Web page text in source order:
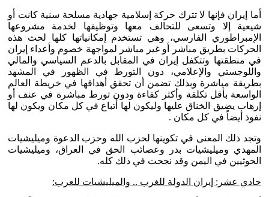
أما إيران فإنها لا تترك حركة إسلامية جهادية مسلحة سنية كانت أو
شيعية إلا وتسعى للتحالف معها وتوظيفها لخدمة مشروعها
الإمبراطوري الفارسي، وهي تستخدم إمكانياتها كلها لحث هذه
الحركات بطريق مباشر أو غير مباشر لمواجهة خصوم وأعداء إيران
في منطقتها وتتكفل إيران في المقابل بالدعم السياسي والمالي
واللوجستي والإعلامي، دون التورط في الظهور في المشهد
بطريقة مباشرة وبذلك تضمن أن تحقق أهدافها في خريطة العالم
الواسعة بأقل تكلفة وأكثر كفاءة ودون تورط مباشرة في عنف أو
إرهاب يضيق الخناق عليها وليكون لها أتباع في كل مكان ويكون لها
نفوذ أيضاً في كل مكان .
وتجد ذلك المعنى في تكوينها لحزب الله وحزب الدعوة وميليشيات
المهدي وميليشيات بدر وعصائب الحق في العراق، وميليشيات
الحوثيين في اليمن وقد نجحت في ذلك كله.
حادي عشر: إيران الدولة للغرب .. والميليشيات للعرب: